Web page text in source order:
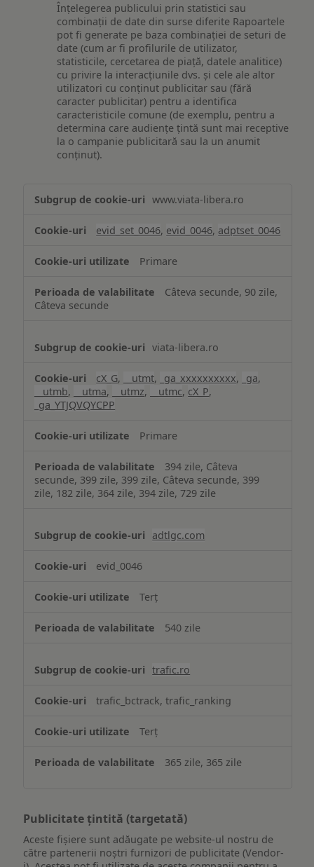
Înțelegerea publicului prin statistici sau
combinații de date din surse diferite Rapoartele
pot fi generate pe baza combinației de seturi de
date (cum ar fi profilurile de utilizator,
statisticile, cercetarea de piață, datele analitice)
cu privire la interacțiunile dvs. și cele ale altor
utilizatori cu conținut publicitar sau (fără
caracter publicitar) pentru a identifica
caracteristicile comune (de exemplu, pentru a
determina care audiențe țintă sunt mai receptive
la o campanie publicitară sau la un anumit
conținut).
www.viata-libera.ro
evid_set_0046, evid_0046, adptset_0046
Primare
Câteva secunde, 90 zile,
Câteva secunde
viata-libera.ro
cX_G, __utmt, _ga_xxxxxxxxxx, _ga,
__utmb, __utma, __utmz, __utmc, cX_P,
_ga_YTJQVQYCPP
Primare
394 zile, Câteva
secunde, 399 zile, 399 zile, Câteva secunde, 399
zile, 182 zile, 364 zile, 394 zile, 729 zile
adtlgc.com
evid_0046
Terț
540 zile
trafic.ro
trafic_bctrack, trafic_ranking
Terț
365 zile, 365 zile
Publicitate țintită (targetată)
Aceste fișiere sunt adăugate pe website-ul nostru de
către partenerii noștri furnizori de publicitate (Vendor-